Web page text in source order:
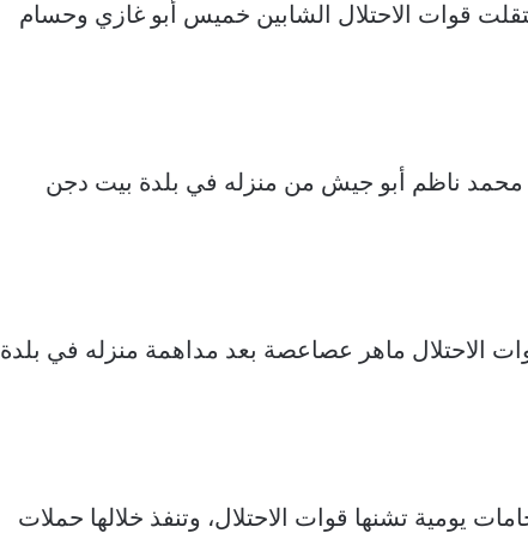
قوات الاحتلال الشابين خميس أبو غازي وحسام
محمد ناظم أبو جيش من منزله في بلدة بيت دجن
الاحتلال ماهر عصاعصة بعد مداهمة منزله في بلدة
يومية تشنها قوات الاحتلال، وتنفذ خلالها حملات